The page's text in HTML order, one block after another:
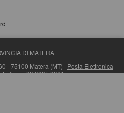
DI MATERA
- 75100 Matera (MT) | Posta Elettronica
+39 0835 3061